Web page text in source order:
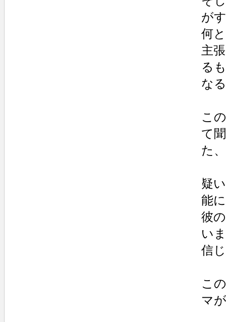
が
何
主
る
な
こ
て
た
疑
能
彼
い
信
こ
マ